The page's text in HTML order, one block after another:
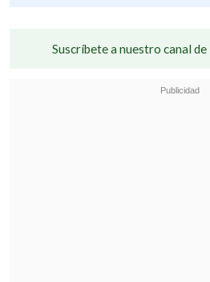
Suscríbete a nuestro canal de